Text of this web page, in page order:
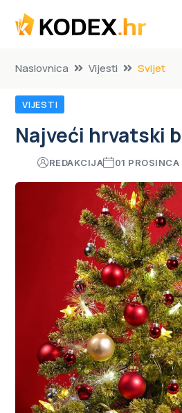
Naslovnica Vijesti Svijet
VIJESTI
Najveći hrvatski
REDAKCIJA 01